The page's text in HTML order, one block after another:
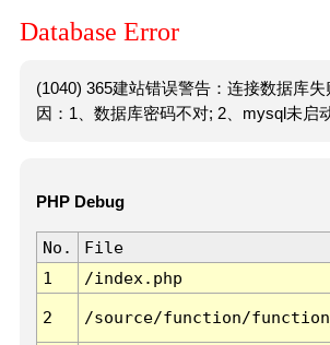
Database Error
(1040) 365建站错误警告：连接数据库
因：1、数据库密码不对; 2、mysql未启动
PHP Debug
No. File
1
/index.php
2 /source/function/